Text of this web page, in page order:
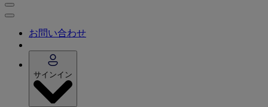
お問い合わせ
サインイン